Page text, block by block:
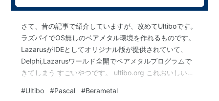
さて、昔の記事で紹介していますが、改めてUltiboです。
ラズパイでOS無しのベアメタル環境を作れるものです。
LazarusがIDEとしてオリジナル版が提供されていて、
Delphi,Lazarusワールド全開でベアメタルプログラムで
きてしまう すごいやつです。 ultibo.org これおいしい
チを書いて走らせていると思いますが、それを ラズパイ
#Ultibo #Pascal #Berametal